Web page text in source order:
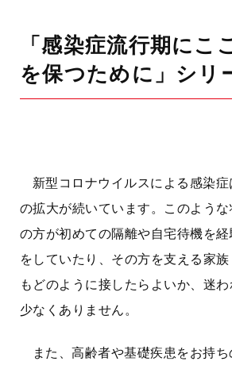
「感染症流行期にこ
を保つために」シリ
新型コロナウイルスによる感染
の拡大が続いています。このような
の方が初めての隔離や自宅待機を
をしていたり、その方を支える家
もどのように接したらよいか、迷
少なくありません。
また、高齢者や基礎疾患をお持